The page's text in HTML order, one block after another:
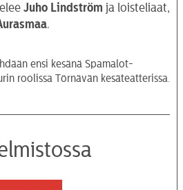
Juho Lindström ja loisteliaat,
.
ensi kesänä Spamalot-
roolissa Törnävän kesäteatterissa.